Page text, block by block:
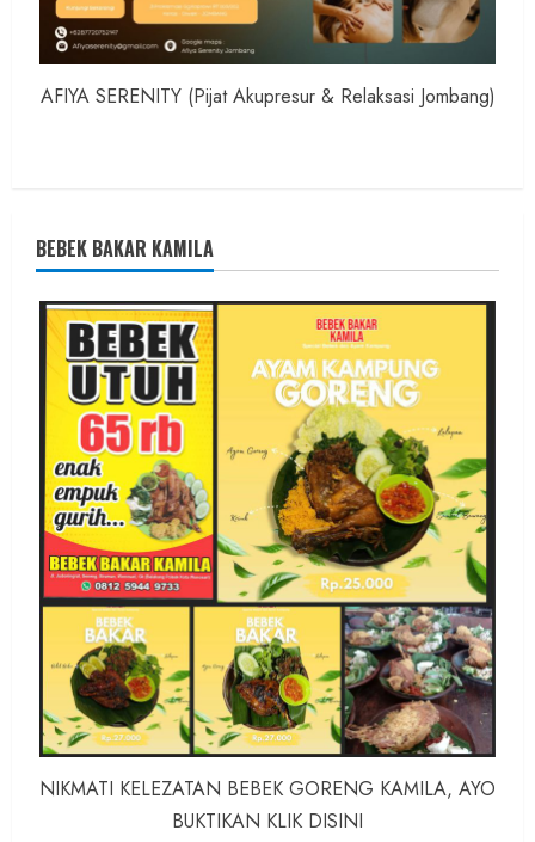
AFIYA SERENITY (Pijat Akupresur & Relaksasi Jombang)
BEBEK BAKAR KAMILA
NIKMATI KELEZATAN BEBEK GORENG KAMILA, AYO
BUKTIKAN KLIK DISINI